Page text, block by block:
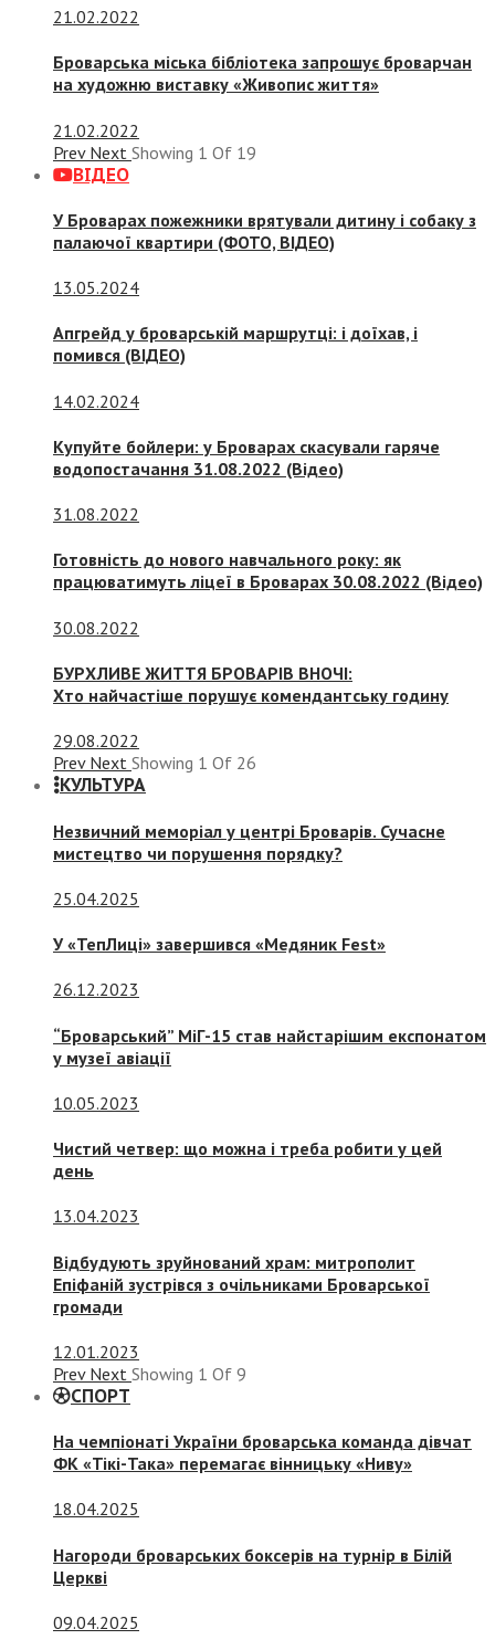
21.02.2022
Броварська міська бібліотека запрошує броварчан
на художню виставку «Живопис життя»
21.02.2022
Prev Next Showing 1 Of 19
ВІДЕО
У Броварах пожежники врятували дитину і собаку з
палаючої квартири (ФОТО, ВІДЕО)
13.05.2024
Апгрейд у броварській маршрутці: і доїхав, і
помився (ВІДЕО)
14.02.2024
Купуйте бойлери: у Броварах скасували гаряче
водопостачання 31.08.2022 (Відео)
31.08.2022
Готовність до нового навчального року: як
працюватимуть ліцеї в Броварах 30.08.2022 (Відео)
30.08.2022
БУРХЛИВЕ ЖИТТЯ БРОВАРІВ ВНОЧІ:
Хто найчастіше порушує комендантську годину
29.08.2022
Prev Next Showing 1 Of 26
КУЛЬТУРА
Незвичний меморіал у центрі Броварів. Сучасне
мистецтво чи порушення порядку?
25.04.2025
У «ТепЛиці» завершився «Медяник Fest»
26.12.2023
“Броварський” МіГ-15 став найстарішим експонатом
у музеї авіації
10.05.2023
Чистий четвер: що можна і треба робити у цей
день
13.04.2023
Відбудують зруйнований храм: митрополит
Епіфаній зустрівся з очільниками Броварської
громади
12.01.2023
Prev Next Showing 1 Of 9
СПОРТ
На чемпіонаті України броварська команда дівчат
ФК «Тікі-Така» перемагає вінницьку «Ниву»
18.04.2025
Нагороди броварських боксерів на турнір в Білій
Церкві
09.04.2025